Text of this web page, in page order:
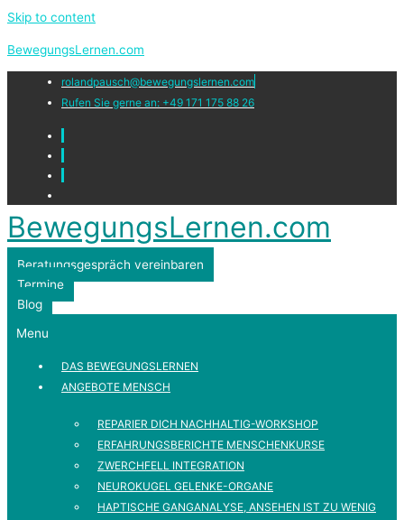
Skip to content
BewegungsLernen.com
rolandpausch@bewegungslernen.com
Rufen Sie gerne an: +49 171 175 88 26
BewegungsLernen.com
Beratungsgespräch vereinbaren
Termine
Blog
Menu
DAS BEWEGUNGSLERNEN
ANGEBOTE MENSCH
REPARIER DICH NACHHALTIG-WORKSHOP
ERFAHRUNGSBERICHTE MENSCHENKURSE
ZWERCHFELL INTEGRATION
NEUROKUGEL GELENKE-ORGANE
HAPTISCHE GANGANALYSE, ANSEHEN IST ZU WENIG